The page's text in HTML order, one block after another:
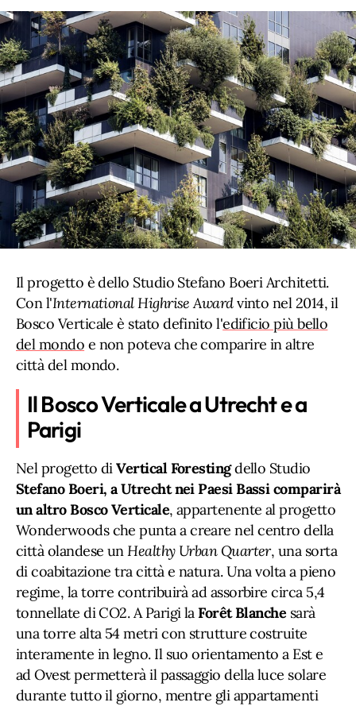
Il progetto è dello Studio Stefano Boeri Architetti.
Con l'International Highrise Awardvinto nel 2014, il
Bosco Verticale è stato definito l'edificio più bello
del mondo e non poteva che comparire in altre
città del mondo.
Il Bosco Verticale a Utrecht e a
Parigi
Nel progetto diVertical Forestingdello Studio
Stefano Boeri, a Utrecht nei Paesi Bassi comparirà
un altro Bosco Verticale, appartenente al progetto
Wonderwoods che punta a creare nel centro della
città olandese unHealthy Urban Quarter, una sorta
di coabitazione tra città e natura. Una volta a pieno
regime, la torre contribuirà ad assorbire circa 5,4
tonnellate di CO2. A Parigi laForêt Blanche sarà
una torre alta 54 metri con strutture costruite
interamente in legno. Il suo orientamento a Est e
ad Ovest permetterà il passaggio della luce solare
durante tutto il giorno, mentre gli appartamenti